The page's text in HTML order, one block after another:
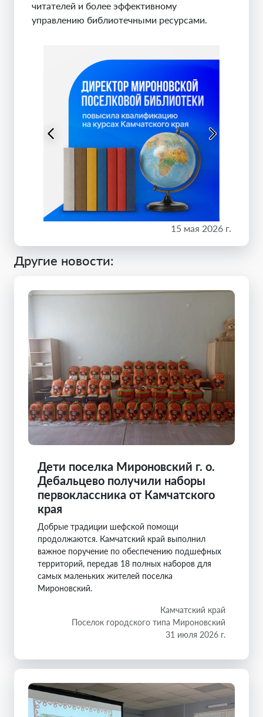
читателей и более эффективному
управлению библиотечными ресурсами.
15 мая 2026 г.
Другие новости:
Дети поселка Мироновский г. о.
Дебальцево получили наборы
первоклассника от Камчатского
края
Добрые традиции шефской помощи
продолжаются. Камчатский край выполнил
важное поручение по обеспечению подшефных
территорий, передав 18 полных наборов для
самых маленьких жителей поселка
Мироновский.
Камчатский край
Поселок городского типа Мироновский
31 июля 2026 г.